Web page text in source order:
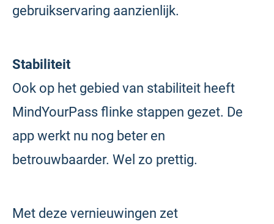
gebruikservaring aanzienlijk.
Stabiliteit
Ook op het gebied van stabiliteit heeft
MindYourPass flinke stappen gezet. De
app werkt nu nog beter en
betrouwbaarder. Wel zo prettig.
Met deze vernieuwingen zet